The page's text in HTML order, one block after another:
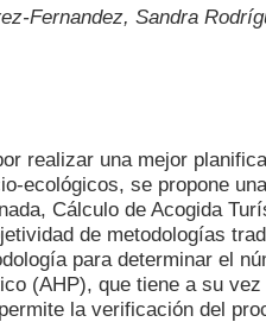
Fernandez, Sandra
realizar una mejor
ecológicos, se propone
Cálculo de Acogida
de metodologías
para determinar el
(AHP), que tiene a su
la verificación del